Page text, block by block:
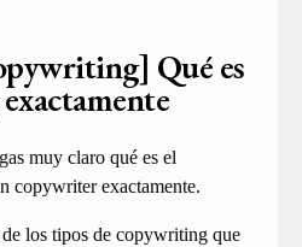
Qué es
muy claro qué es el
copywriter exactamente.
los tipos de copywriting que